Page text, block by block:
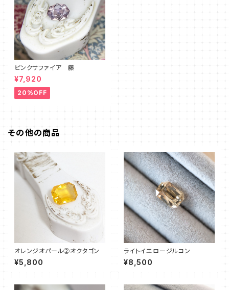
ピンクサファイア 藤
¥7,920
20%OFF
その他の商品
オレンジオパール②オクタゴン
¥5,800
ライトイエロージルコン
¥8,500